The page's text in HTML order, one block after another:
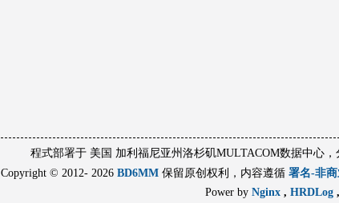
程式部署于 美国 加利福尼亚州洛杉矶MULTACOM数据中心
Copyright © 2012- 2026 BD6MM 保留原创权利，内容遵循 署名-非
Power by Nginx , HRDLog ,